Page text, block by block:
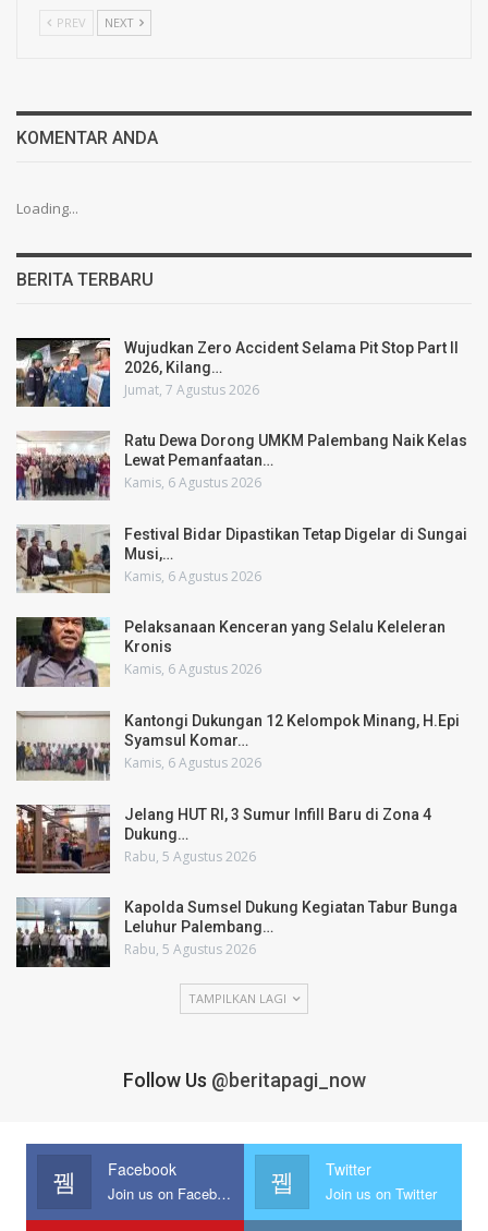
PREV NEXT
KOMENTAR ANDA
Loading...
BERITA TERBARU
Wujudkan Zero Accident Selama Pit Stop Part II
2026, Kilang…
Jumat, 7 Agustus 2026
Ratu Dewa Dorong UMKM Palembang Naik Kelas
Lewat Pemanfaatan…
Kamis, 6 Agustus 2026
Festival Bidar Dipastikan Tetap Digelar di Sungai
Musi,…
Kamis, 6 Agustus 2026
Pelaksanaan Kenceran yang Selalu Keleleran
Kronis
Kamis, 6 Agustus 2026
Kantongi Dukungan 12 Kelompok Minang, H.Epi
Syamsul Komar…
Kamis, 6 Agustus 2026
Jelang HUT RI, 3 Sumur Infill Baru di Zona 4
Dukung…
Rabu, 5 Agustus 2026
Kapolda Sumsel Dukung Kegiatan Tabur Bunga
Leluhur Palembang…
Rabu, 5 Agustus 2026
TAMPILKAN LAGI
Follow Us @beritapagi_now
Facebook
Join us on Facebook
Twitter
Join us on Twitter